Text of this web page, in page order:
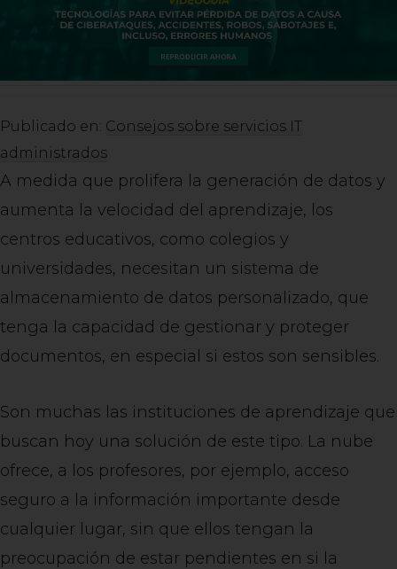
Publicado en: Consejos sobre servicios IT
administrados
A medida que prolifera la generación de datos y
aumenta la velocidad del aprendizaje, los
centros educativos, como colegios y
universidades, necesitan un sistema de
almacenamiento de datos personalizado, que
tenga la capacidad de gestionar y proteger
documentos, en especial si estos son sensibles.
Son muchas las instituciones de aprendizaje que
buscan hoy una solución de este tipo. La nube
ofrece, a los profesores, por ejemplo, acceso
seguro a la información importante desde
cualquier lugar, sin que ellos tengan la
preocupación de estar pendientes en si la